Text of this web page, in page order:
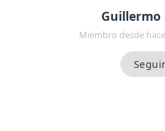
Guillermo
Miembro desde